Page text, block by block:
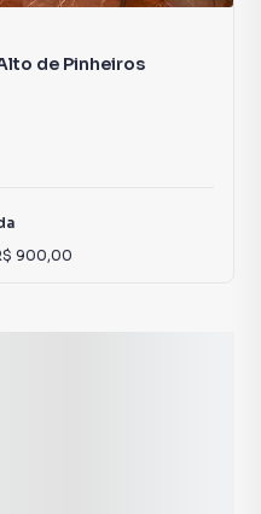
de Pinheiros
900,00